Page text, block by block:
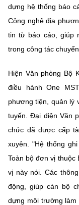
(Ghi rõ nguồn
website này)
dựng hệ thống báo
Công nghệ địa
tin từ báo cáo, giúp
trong công tác
Hiện Văn phòng Bộ
điều hành One
phương tiện, quản lý
tuyến. Đại diện Văn
chức đã được cấp
xuyên. "Hệ thống
Toàn bộ đơn vị thuộc
vị này nói. Các
động, giúp cán bộ
dựng môi trường làm